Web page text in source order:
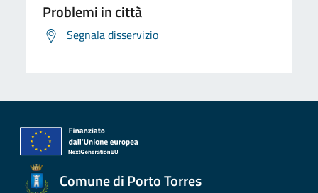
Problemi in città
Segnala disservizio
Comune di Porto Torres